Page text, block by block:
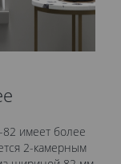
имеет более
2-камерным